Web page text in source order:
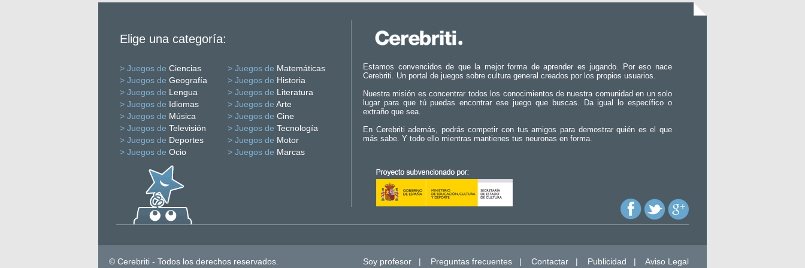
Elige una categoría:
> Juegos de Ciencias > Juegos de Matemáticas
> Juegos de Geografía > Juegos de Historia
> Juegos de Lengua > Juegos de Literatura
> Juegos de Idiomas > Juegos de Arte
> Juegos de Música > Juegos de Cine
> Juegos de Televisión > Juegos de Tecnología
> Juegos de Deportes > Juegos de Motor
> Juegos de Ocio > Juegos de Marcas
Estamos convencidos de que la mejor forma de aprender es jugando. Por eso nace
Cerebriti. Un portal de juegos sobre cultura general creados por los propios usuarios.
Nuestra misión es concentrar todos los conocimientos de nuestra comunidad en un solo
lugar para que tú puedas encontrar ese juego que buscas. Da igual lo específico o
extraño que sea.
En Cerebriti además, podrás competir con tus amigos para demostrar quién es el que
más sabe. Y todo ello mientras mantienes tus neuronas en forma.
© Cerebriti - Todos los derechos reservados. Soy profesor | Preguntas frecuentes | Contactar | Publicidad | Aviso Legal